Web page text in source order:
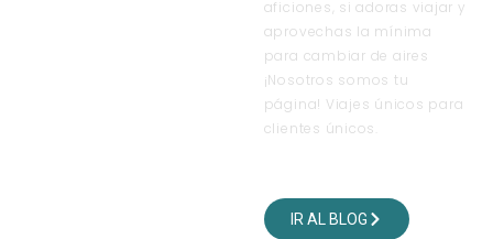
aficiones, si adoras viajar y
aprovechas la mínima
para cambiar de aires
¡Nosotros somos tu
página! Viajes únicos para
clientes únicos.
IR AL BLOG